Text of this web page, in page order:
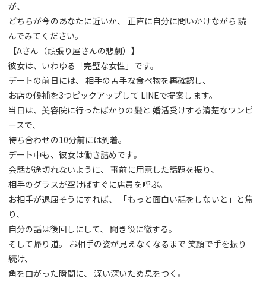
が、
どちらが今のあなたに近いか、 正直に自分に問いかけながら 読
んでみてください。
【Aさん（頑張り屋さんの悲劇）】
彼女は、いわゆる「完璧な女性」です。
デートの前日には、 相手の苦手な食べ物を再確認し、
お店の候補を3つピックアップして LINEで提案します。
当日は、美容院に行ったばかりの髪と 婚活受けする清楚なワンピ
ースで、
待ち合わせの10分前には到着。
デート中も、彼女は働き詰めです。
会話が途切れないように、 事前に用意した話題を振り、
相手のグラスが空けばすぐに店員を呼ぶ。
お相手が退屈そうにすれば、 「もっと面白い話をしないと」と焦
り、
自分の話は後回しにして、 聞き役に徹する。
そして帰り道。 お相手の姿が見えなくなるまで 笑顔で手を振り
続け、
角を曲がった瞬間に、 深い深いため息をつく。